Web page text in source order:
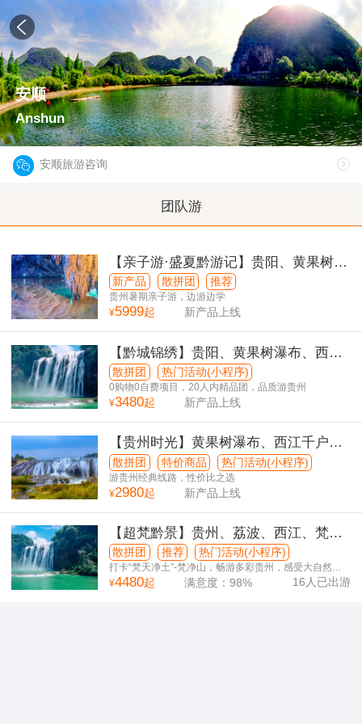
安顺
Anshun
安顺旅游咨询
团队游
【亲子游·盛夏黔游记】贵阳、黄果树、
FAST天眼、荔波、肇兴侗寨、岜沙苗寨
双飞6日游
新产品 散拼团 推荐
贵州暑期亲子游，边游边学
¥5999起 新产品上线
【黔城锦绣】贵阳、黄果树瀑布、西江
千户苗寨、荔波大小七孔双飞5日游
散拼团 热门活动(小程序)
0购物0自费项目，20人内精品团，品质游贵州
¥3480起 新产品上线
【贵州时光】黄果树瀑布、西江千户苗
寨、荔波小七孔双飞5日游
散拼团 特价商品 热门活动(小程序)
游贵州经典线路，性价比之选
¥2980起 新产品上线
【超梵黔景】贵州、荔波、西江、梵净
山双飞6日游
散拼团 推荐 热门活动(小程序)
打卡“梵天净土”-梵净山，畅游多彩贵州，感受大自然的
鬼斧神工
¥4480起 满意度： 98% 16人已出游